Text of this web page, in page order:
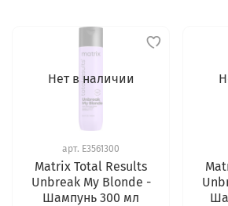
Нет в наличии
арт. E3561300
Matrix Total Results
Unbreak My Blonde -
Шампунь 300 мл